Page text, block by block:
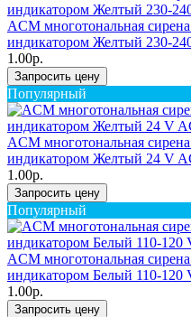
ACM многотональная
индикатором Желтый 230-
1.00р.
Запросить цену
Популярный
ACM многотональная
индикатором Желтый 24 V
1.00р.
Запросить цену
Популярный
ACM многотональная
индикатором Белый 110-120
1.00р.
Запросить цену